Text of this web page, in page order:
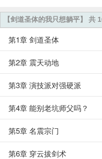
【剑道圣体的我只想躺平】 共
第1章 剑道圣体
第2章 震天动地
第3章 演技派对强硬派
第4章 能别老坑师父吗？
第5章 名震宗门
第6章 穿云拔剑术